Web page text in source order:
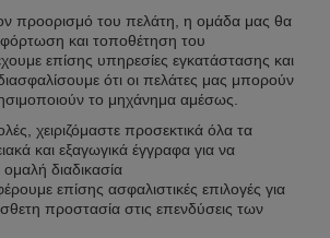
προορισμό του πελάτη, η ομάδα μας θα
και τοποθέτηση του
επίσης υπηρεσίες εγκατάστασης και
ότι οι πελάτες μας μπορούν
το μηχάνημα αμέσως.
χειριζόμαστε προσεκτικά όλα τα
και εξαγωγικά έγγραφα για να
διαδικασία
επίσης ασφαλιστικές επιλογές για
προστασία στις επενδύσεις των